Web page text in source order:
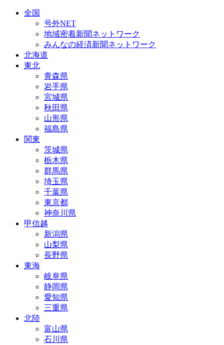
全国
号外NET
地域密着新聞ネットワーク
みんなの経済新聞ネットワーク
北海道
東北
青森県
岩手県
宮城県
秋田県
山形県
福島県
関東
茨城県
栃木県
群馬県
埼玉県
千葉県
東京都
神奈川県
甲信越
新潟県
山梨県
長野県
東海
岐阜県
静岡県
愛知県
三重県
北陸
富山県
石川県